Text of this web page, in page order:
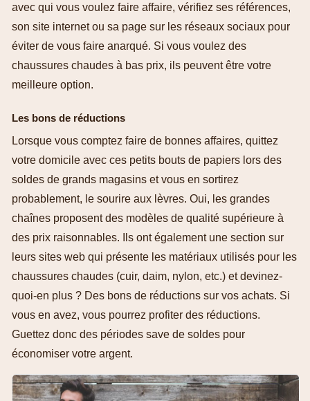
avec qui vous voulez faire affaire, vérifiez ses références,
son site internet ou sa page sur les réseaux sociaux pour
éviter de vous faire anarqué. Si vous voulez des
chaussures chaudes à bas prix, ils peuvent être votre
meilleure option.
Les bons de réductions
Lorsque vous comptez faire de bonnes affaires, quittez
votre domicile avec ces petits bouts de papiers lors des
soldes de grands magasins et vous en sortirez
probablement, le sourire aux lèvres. Oui, les grandes
chaînes proposent des modèles de qualité supérieure à
des prix raisonnables. Ils ont également une section sur
leurs sites web qui présente les matériaux utilisés pour les
chaussures chaudes (cuir, daim, nylon, etc.) et devinez-
quoi-en plus ? Des bons de réductions sur vos achats. Si
vous en avez, vous pourrez profiter des réductions.
Guettez donc des périodes save de soldes pour
économiser votre argent.